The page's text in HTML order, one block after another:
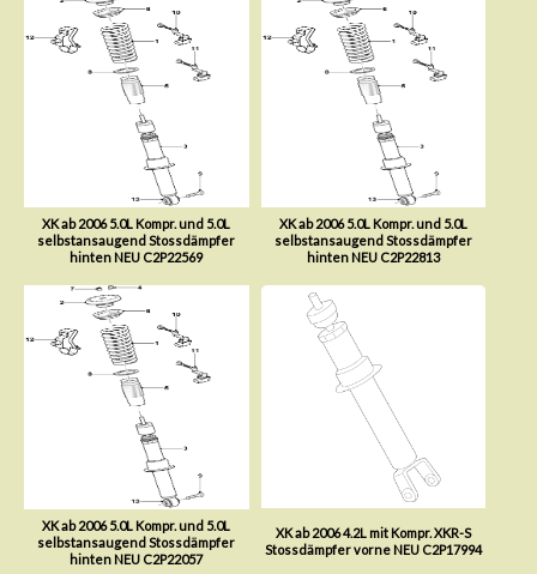
XK ab 2006 5.0L Kompr. und 5.0L
selbstansaugend Stossdämpfer
hinten NEU C2P22569
XK ab 2006 5.0L Kompr. und 5.0L
selbstansaugend Stossdämpfer
hinten NEU C2P22813
XK ab 2006 5.0L Kompr. und 5.0L
selbstansaugend Stossdämpfer
hinten NEU C2P22057
XK ab 2006 4.2L mit Kompr. XKR-S
Stossdämpfer vorne NEU C2P17994